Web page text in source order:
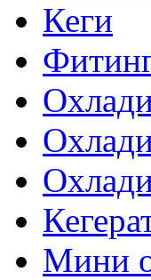
Кеги
Мини